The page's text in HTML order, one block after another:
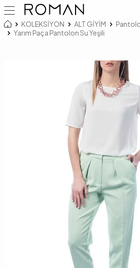
KOLEKSİYON ALT GİYİM
Yarım Paça Pantolon Su Yeşili